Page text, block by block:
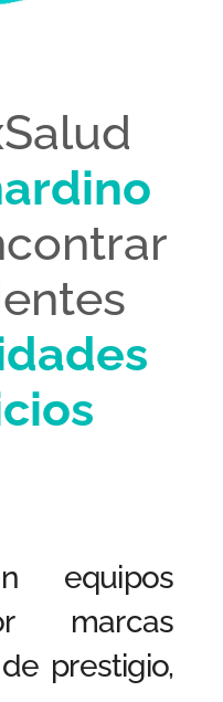
equipos
marcas
prestigio,